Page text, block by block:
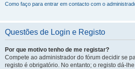
Como faço para entrar em contacto com o
Questões de Login e Registo
Por que motivo tenho de me registar?
Compete ao administrador do fórum decidir se
registo é obrigatório. No entanto; o registo dá-